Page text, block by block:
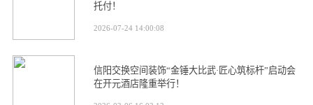
托付！
2026-07-24 14:00:08
信阳交换空间装饰“金锤大比武·匠心筑标杆”启动会
在开元酒店隆重举行！